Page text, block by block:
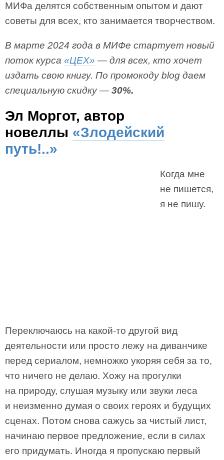
МИФа делятся собственным опытом и дают
советы для всех, кто занимается творчеством.
В марте 2024 года в МИФе стартует новый
поток курса «ЦЕХ» — для всех, кто хочет
издать свою книгу. По промокоду blog даем
специальную скидку — 30%.
Эл Моргот, автор
новеллы «Злодейский
путь!..»
Когда мне
не пишется,
я не пишу.
Переключаюсь на какой-то другой вид
деятельности или просто лежу на диванчике
перед сериалом, немножко укоряя себя за то,
что ничего не делаю. Хожу на прогулки
на природу, слушая музыку или звуки леса
и неизменно думая о своих героях и будущих
сценах. Потом снова сажусь за чистый лист,
начинаю первое предложение, если в силах
его придумать. Иногда я пропускаю первый